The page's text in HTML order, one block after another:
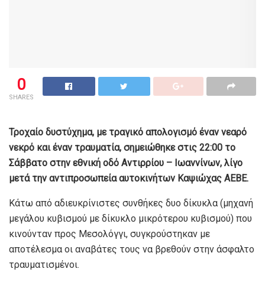
0
SHARES
Τροχαίο δυστύχημα, με τραγικό απολογισμό έναν νεαρό
νεκρό και έναν τραυματία, σημειώθηκε στις 22:00 το
Σάββατο στην εθνική οδό Αντιρρίου – Ιωαννίνων, λίγο
μετά την αντιπροσωπεία αυτοκινήτων Καψιώχας ΑΕΒΕ.
Κάτω από αδιευκρίνιστες συνθήκες δυο δίκυκλα (μηχανή
μεγάλου κυβισμού με δίκυκλο μικρότερου κυβισμού) που
κινούνταν προς Μεσολόγγι, συγκρούστηκαν με
αποτέλεσμα οι αναβάτες τους να βρεθούν στην άσφαλτο
τραυματισμένοι.